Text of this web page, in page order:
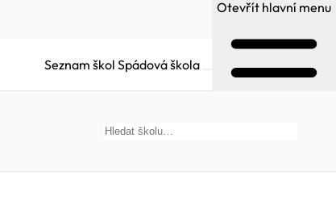
Seznam škol Spádová škola
Otevřít hlavní menu